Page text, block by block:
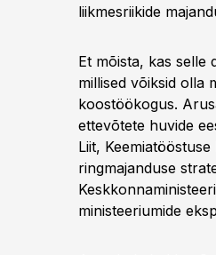
liikmesriikide
Et mõista, kas selle
millised võiksid olla
koostöökogus.
ettevõtete huvide
Liit,
ringmajanduse
ministeeriumide